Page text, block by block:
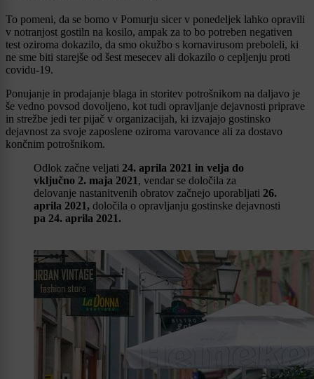
To pomeni, da se bomo v Pomurju sicer v ponedeljek lahko opravili
v notranjost gostiln na kosilo, ampak za to bo potreben negativen
test oziroma dokazilo, da smo okužbo s kornavirusom preboleli, ki
ne sme biti starejše od šest mesecev ali dokazilo o cepljenju proti
covidu-19.
Ponujanje in prodajanje blaga in storitev potrošnikom na daljavo je
še vedno povsod dovoljeno, kot tudi opravljanje dejavnosti priprave
in strežbe jedi ter pijač v organizacijah, ki izvajajo gostinsko
dejavnost za svoje zaposlene oziroma varovance ali za dostavo
končnim potrošnikom.
Odlok začne veljati 24. aprila 2021 in velja do
vključno 2. maja 2021, vendar se določila za
delovanje nastanitvenih obratov začnejo uporabljati 26.
aprila 2021, določila o opravljanju gostinske dejavnosti
pa 24. aprila 2021.